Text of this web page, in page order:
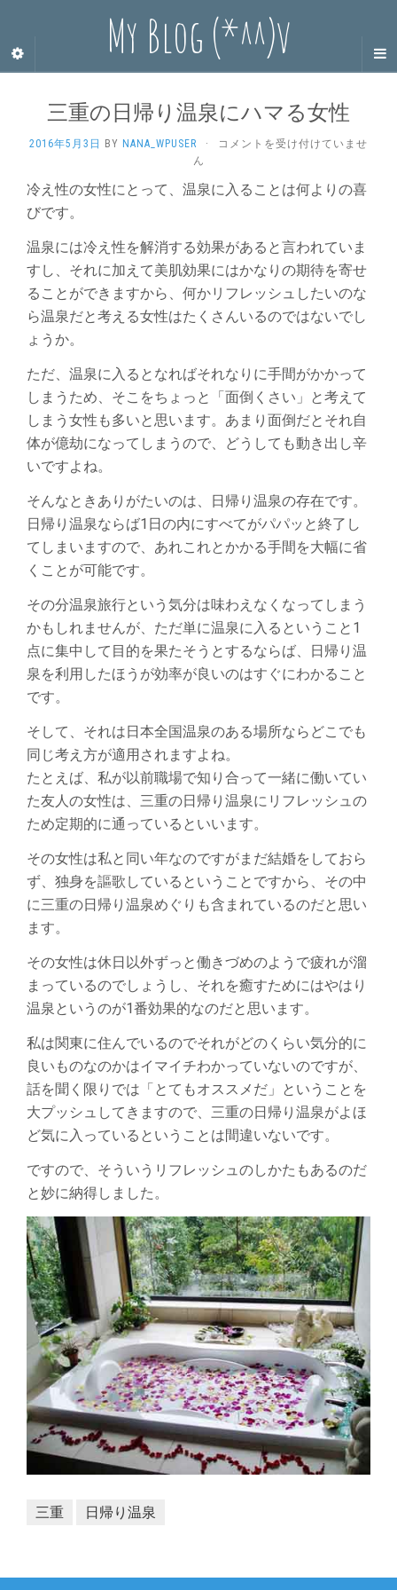
My Blog (*^^)v
三重の日帰り温泉にハマる女性
2016年5月3日 BY NANA_WPUSER ·
三
日
温
に
ハ
マ
は
コメントを受け付けていませ
ん
冷え性の女性にとって、温泉に入ることは何よりの喜
びです。
温泉には冷え性を解消する効果があると言われていま
すし、それに加えて美肌効果にはかなりの期待を寄せ
ることができますから、何かリフレッシュしたいのな
ら温泉だと考える女性はたくさんいるのではないでし
ょうか。
ただ、温泉に入るとなればそれなりに手間がかかって
しまうため、そこをちょっと「面倒くさい」と考えて
しまう女性も多いと思います。あまり面倒だとそれ自
体が億劫になってしまうので、どうしても動き出し辛
いですよね。
そんなときありがたいのは、日帰り温泉の存在です。
日帰り温泉ならば1日の内にすべてがパパッと終了し
てしまいますので、あれこれとかかる手間を大幅に省
くことが可能です。
その分温泉旅行という気分は味わえなくなってしまう
かもしれませんが、ただ単に温泉に入るということ1
点に集中して目的を果たそうとするならば、日帰り温
泉を利用したほうが効率が良いのはすぐにわかること
です。
そして、それは日本全国温泉のある場所ならどこでも
同じ考え方が適用されますよね。
たとえば、私が以前職場で知り合って一緒に働いてい
た友人の女性は、三重の日帰り温泉にリフレッシュの
ため定期的に通っているといいます。
その女性は私と同い年なのですがまだ結婚をしておら
ず、独身を謳歌しているということですから、その中
に三重の日帰り温泉めぐりも含まれているのだと思い
ます。
その女性は休日以外ずっと働きづめのようで疲れが溜
まっているのでしょうし、それを癒すためにはやはり
温泉というのが1番効果的なのだと思います。
私は関東に住んでいるのでそれがどのくらい気分的に
良いものなのかはイマイチわかっていないのですが、
話を聞く限りでは「とてもオススメだ」ということを
大プッシュしてきますので、三重の日帰り温泉がよほ
ど気に入っているということは間違いないです。
ですので、そういうリフレッシュのしかたもあるのだ
と妙に納得しました。
三重 日帰り温泉